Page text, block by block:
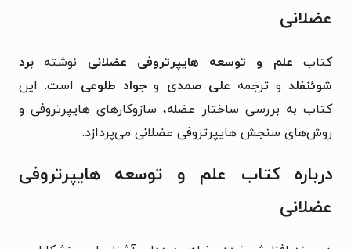
عضلانی
کتاب علم و توسعه هایپرتروفی عضلانی نوشته برد
شوئنفلدو ترجمه علی صمدی وجواد طلوعی است. این
کتاب به بررسی ساختار عضله، سازوکارهای هایپرتروفی و
روش­‌های سنجش هایپرتروفی عضلانی می‌پردازد.
درباره کتاب علم و توسعه هایپرتروفی
عضلانی